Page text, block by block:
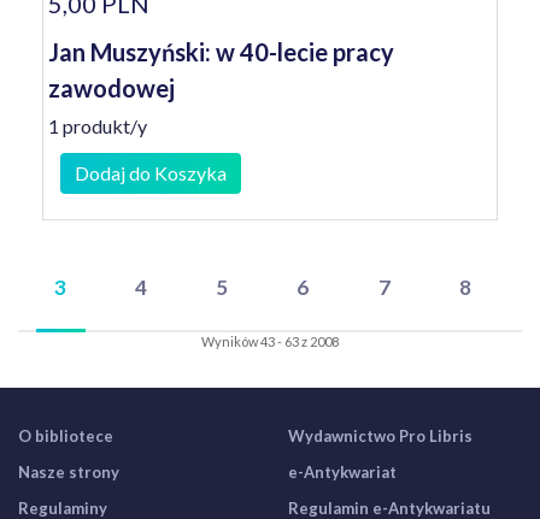
Jan Muszyński: w 40-lecie pracy
zawodowej
1 produkt/y
Dodaj do Koszyka
3 4 5 6 7 8
Wyników 43 - 63 z 2008
O bibliotece
Nasze strony
Regulaminy
Wydawnictwo Pro Libris
e-Antykwariat
Regulamin e-Antykwariatu